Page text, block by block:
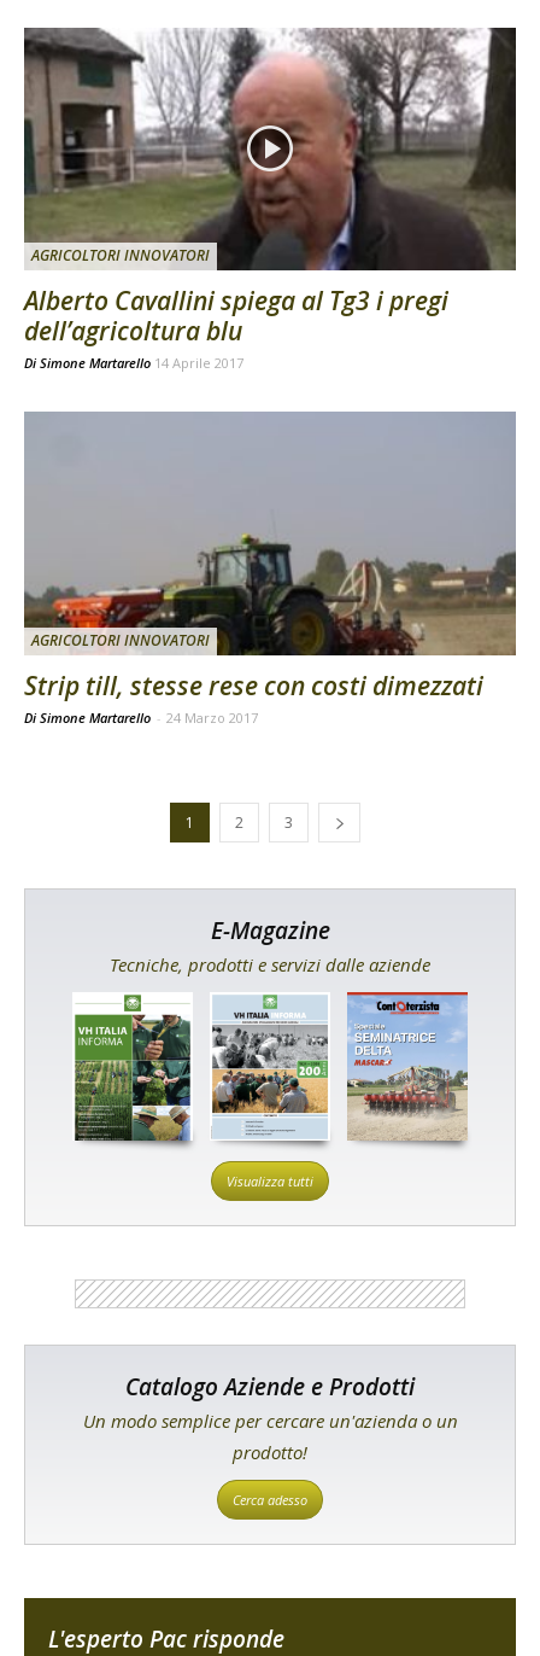
AGRICOLTORI INNOVATORI
Alberto Cavallini spiega al Tg3 i pregi
dell’agricoltura blu
Di Simone Martarello 14 Aprile 2017
AGRICOLTORI INNOVATORI
Strip till, stesse rese con costi dimezzati
Di Simone Martarello - 24 Marzo 2017
1 2 3
E-Magazine
Tecniche, prodotti e servizi dalle aziende
Visualizza tutti
Catalogo Aziende e Prodotti
Un modo semplice per cercare un'azienda o un
prodotto!
Cerca adesso
L'esperto Pac risponde